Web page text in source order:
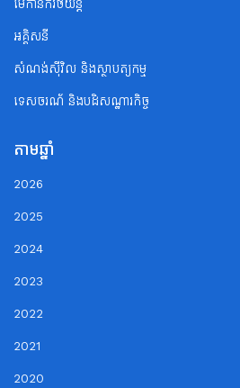
មេកានិករថយន្ត
អគ្គិសនី
សំណង់ស៊ីវិល និងស្ថាបត្យកម្ម
ទេសចរណ័ និងបដិសណ្ឋារកិច្ច
តាមឆ្នាំ
2026
2025
2024
2023
2022
2021
2020